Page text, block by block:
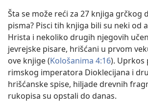
Šta se može reći za 27 knjiga grčkog
pisma? Pisci tih knjiga bili su neki od
Hrista i nekoliko drugih njegovih
jevrejske pisare, hrišćani u prvom
ove knjige (Kološanima 4:16). Uprkos
rimskog imperatora Dioklecijana i
hrišćanske spise, hiljade drevnih
rukopisa su opstali do danas.